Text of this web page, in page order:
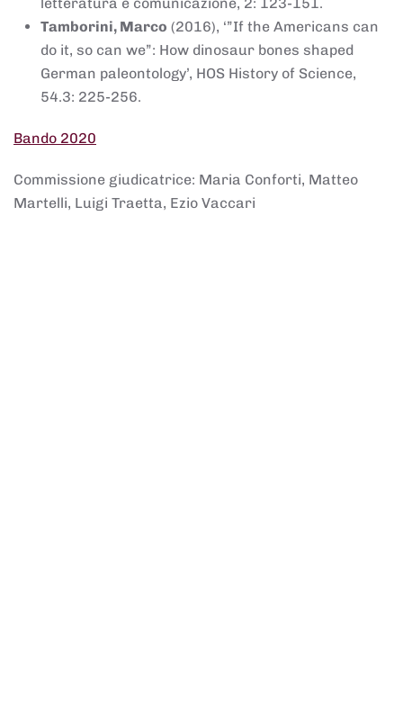
letteratura e comunicazione, 2: 123-151.
Tamborini, Marco (2016), ‘”If the Americans can
do it, so can we”: How dinosaur bones shaped
German paleontology’, HOS History of Science,
54.3: 225-256.
Bando 2020
Commissione giudicatrice: Maria Conforti, Matteo
Martelli, Luigi Traetta, Ezio Vaccari